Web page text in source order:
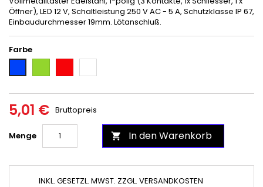
Öffner), LED 12 V, Schaltleistung 250 V AC - 5 A, Schutzklasse IP 67,
Einbaudurchmesser 19mm. Lötanschluß.
Farbe
5,01 € Bruttopreis
Menge  In den Warenkorb
INKL. GESETZL. MWST. ZZGL. VERSANDKOSTEN